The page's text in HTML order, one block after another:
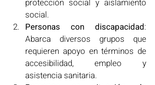
protección social y aislamiento
social.
Personas con discapacidad:
Abarca diversos grupos que
requieren apoyo en términos de
accesibilidad, empleo y
asistencia sanitaria.